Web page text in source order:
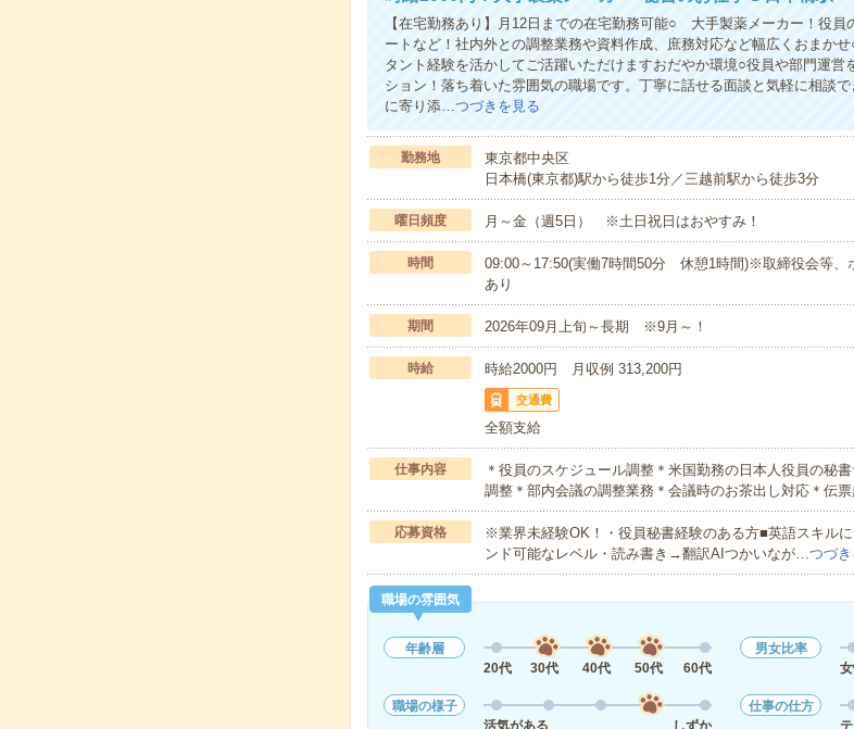
【在宅勤務あり】月12日までの在宅勤務可能○ 大手製薬メーカー！役員
ートなど！社内外との調整業務や資料作成、庶務対応など幅広くおまか
タント経験を活かしてご活躍いただけますおだやか環境○役員や部門運営
ション！落ち着いた雰囲気の職場です。丁寧に話せる面談と気軽に相談
に寄り添…つづきを見る
勤務地
東京都中央区
日本橋(東京都)駅から徒歩1分／三越前駅から徒歩3分
曜日頻度 月～金（週5日） ※土日祝日はおやすみ！
時間
09:00～17:50(実働7時間50分 休憩1時間)※取締役会等、
あり
期間 2026年09月上旬～長期 ※9月～！
時給 時給2000円 月収例 313,200円
交通費
全額支給
仕事内容
＊役員のスケジュール調整＊米国勤務の日本人役員の秘
調整＊部内会議の調整業務＊会議時のお茶出し対応＊伝
応募資格
※業界未経験OK！・役員秘書経験のある方■英語スキル
ンド可能なレベル・読み書き→翻訳AIつかいなが…つづ
職場の雰囲気
年齢層
20代
30代 40代 50代 60代
男女比率
職場の様子
活気がある
しずか
仕事の仕方